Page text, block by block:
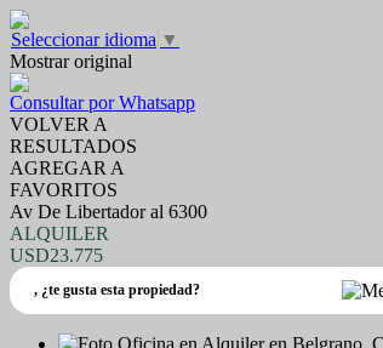
Seleccionar idioma ▼
Mostrar original
Consultar por Whatsapp
VOLVER A
RESULTADOS
AGREGAR A
FAVORITOS
Av De Libertador al 6300
ALQUILER
USD23.775
, ¿te gusta esta propiedad?